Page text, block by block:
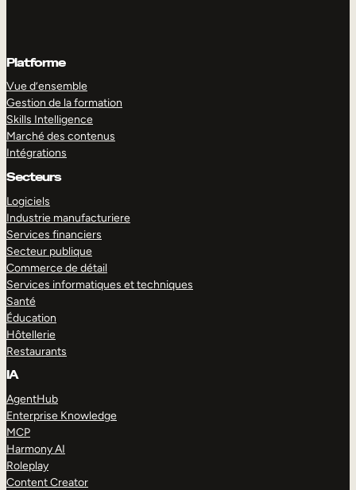
Platforme
Vue d’ensemble
Gestion de la formation
Skills Intelligence
Marché des contenus
Intégrations
Secteurs
Logiciels
Industrie manufacturiere
Services financiers
Secteur publique
Commerce de détail
Services informatiques et techniques
Santé
Éducation
Hôtellerie
Restaurants
IA
AgentHub
Enterprise Knowledge
MCP
Harmony AI
Roleplay
Content Creator